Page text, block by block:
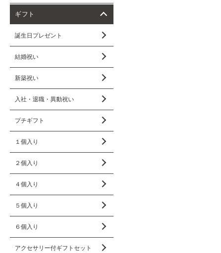
ギフト
誕生日プレゼント
結婚祝い
新築祝い
入社・退職・異動祝い
プチギフト
１個入り
２個入り
４個入り
５個入り
６個入り
アクセサリー付ギフトセット